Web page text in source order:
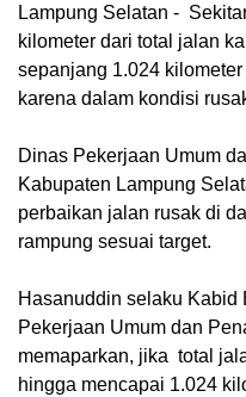
Lampung Selatan -
kilometer dari total jalan
sepanjang 1.024
karena dalam kondisi
Dinas Pekerjaan Umum
Kabupaten Lampung
perbaikan jalan rusak di
rampung sesuai target.
Hasanuddin selaku Kabid
Pekerjaan Umum dan
memaparkan, jika total
hingga mencapai 1.024